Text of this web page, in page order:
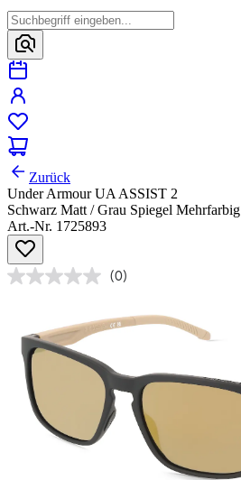
Zurück
Under Armour UA ASSIST 2
Schwarz Matt / Grau Spiegel Mehrfarbig
Art.-Nr. 1725893
(0)